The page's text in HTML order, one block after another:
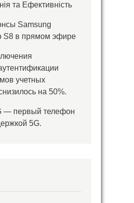
та Ефективність
Samsung
S8 в прямом эфире
учетных
на 50%.
— первый телефон
5G.